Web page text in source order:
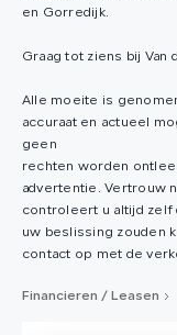
en Gorredijk.
Graag tot ziens bij Van
Alle moeite is
accuraat en actueel
geen
rechten worden
advertentie. Vertrouw
controleert u altijd zelf
uw beslissing zouden
contact op met de
Financieren / Leasen